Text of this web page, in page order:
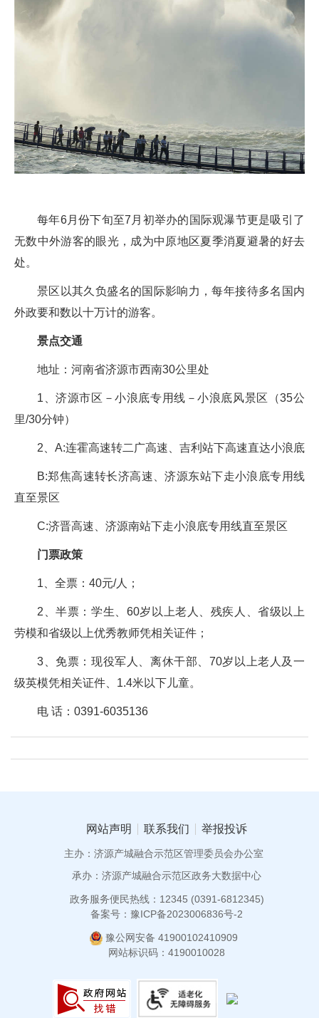
每年6月份下旬至7月初举办的国际观瀑节更是吸引了
无数中外游客的眼光，成为中原地区夏季消夏避暑的好去
处。
景区以其久负盛名的国际影响力，每年接待多名国内
外政要和数以十万计的游客。
景点交通
地址：河南省济源市西南30公里处
1、济源市区－小浪底专用线－小浪底风景区（35公
里/30分钟）
2、A:连霍高速转二广高速、吉利站下高速直达小浪底
B:郑焦高速转长济高速、济源东站下走小浪底专用线
直至景区
C:济晋高速、济源南站下走小浪底专用线直至景区
门票政策
1、全票：40元/人；
2、半票：学生、60岁以上老人、残疾人、省级以上
劳模和省级以上优秀教师凭相关证件；
3、免票：现役军人、离休干部、70岁以上老人及一
级英模凭相关证件、1.4米以下儿童。
电 话：0391-6035136
网站声明 联系我们 举报投诉
主办：济源产城融合示范区管理委员会办公室
承办：济源产城融合示范区政务大数据中心
政务服务便民热线：12345 (0391-6812345)
备案号：豫ICP备2023006836号-2
豫公网安备 41900102410909
网站标识码：4190010028